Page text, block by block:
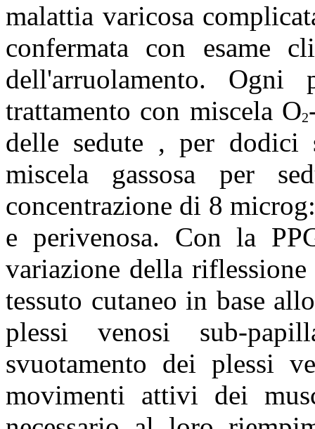
malattia varicosa
confermata con esame
dell'arruolamento.
trattamento con miscela O2
delle sedute , per dodici
miscela gassosa per
concentrazione di 8
e perivenosa. Con la
variazione della
tessuto cutaneo in base
plessi venosi sub-
svuotamento dei plessi
movimenti attivi dei